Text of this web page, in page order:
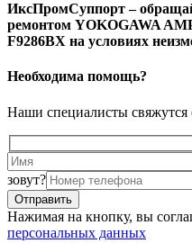
ИксПромСуппорт –
ремонтом YOKOGAWA
F9286BX на условиях
Необходима помощь?
Наши специалисты свяжутся
зовут?
Нажимая на кнопку, вы
персональных данных